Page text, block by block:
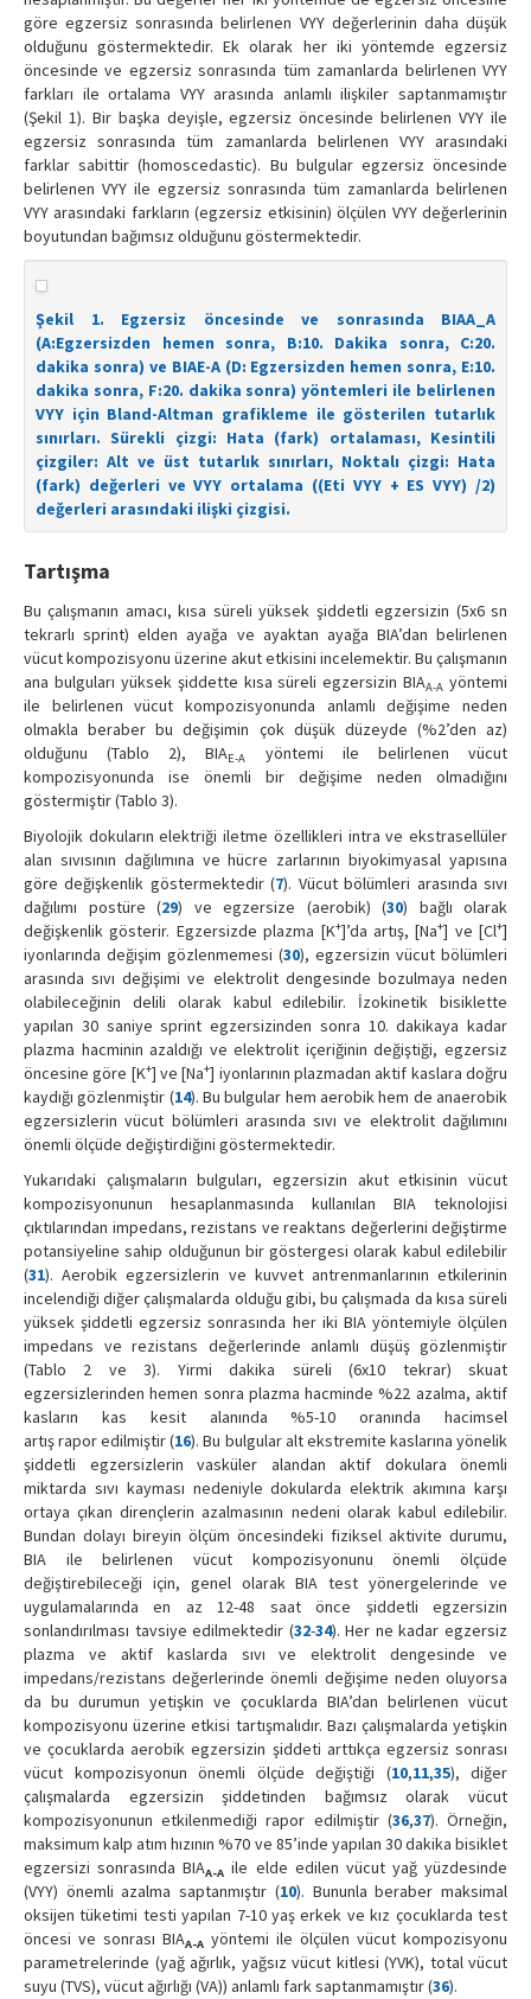
göre egzersiz sonrasında belirlenen VYY değerlerinin daha düşük
olduğunu göstermektedir. Ek olarak her iki yöntemde egzersiz
öncesinde ve egzersiz sonrasında tüm zamanlarda belirlenen VYY
farkları ile ortalama VYY arasında anlamlı ilişkiler saptanmamıştır
(Şekil 1). Bir başka deyişle, egzersiz öncesinde belirlenen VYY ile
egzersiz sonrasında tüm zamanlarda belirlenen VYY arasındaki
farklar sabittir (homoscedastic). Bu bulgular egzersiz öncesinde
belirlenen VYY ile egzersiz sonrasında tüm zamanlarda belirlenen
VYY arasındaki farkların (egzersiz etkisinin) ölçülen VYY değerlerinin
boyutundan bağımsız olduğunu göstermektedir.
Şekil 1. Egzersiz öncesinde ve sonrasında BIAA_A
(A:Egzersizden hemen sonra, B:10. Dakika sonra, C:20.
dakika sonra) ve BIAE-A (D: Egzersizden hemen sonra, E:10.
dakika sonra, F:20. dakika sonra) yöntemleri ile belirlenen
VYY için Bland-Altman grafikleme ile gösterilen tutarlık
sınırları. Sürekli çizgi: Hata (fark) ortalaması, Kesintili
çizgiler: Alt ve üst tutarlık sınırları, Noktalı çizgi: Hata
(fark) değerleri ve VYY ortalama ((Eti VYY + ES VYY) /2)
değerleri arasındaki ilişki çizgisi.
Tartışma
Bu çalışmanın amacı, kısa süreli yüksek şiddetli egzersizin (5x6 sn
tekrarlı sprint) elden ayağa ve ayaktan ayağa BIA’dan belirlenen
vücut kompozisyonu üzerine akut etkisini incelemektir. Bu çalışmanın
ana bulguları yüksek şiddette kısa süreli egzersizin BIAA-A yöntemi
ile belirlenen vücut kompozisyonunda anlamlı değişime neden
olmakla beraber bu değişimin çok düşük düzeyde (%2’den az)
olduğunu (Tablo 2), BIAE-A
yöntemi ile belirlenen vücut
kompozisyonunda ise önemli bir değişime neden olmadığını
göstermiştir (Tablo 3).
Biyolojik dokuların elektriği iletme özellikleri intra ve ekstrasellüler
alan sıvısının dağılımına ve hücre zarlarının biyokimyasal yapısına
göre değişkenlik göstermektedir (7). Vücut bölümleri arasında sıvı
dağılımı postüre (29) ve egzersize (aerobik) (30) bağlı olarak
değişkenlik gösterir. Egzersizde plazma [K+]’da artış, [Na+] ve [Cl+]
iyonlarında değişim gözlenmemesi (30), egzersizin vücut bölümleri
arasında sıvı değişimi ve elektrolit dengesinde bozulmaya neden
olabileceğinin delili olarak kabul edilebilir. İzokinetik bisiklette
yapılan 30 saniye sprint egzersizinden sonra 10. dakikaya kadar
plazma hacminin azaldığı ve elektrolit içeriğinin değiştiği, egzersiz
öncesine göre [K+] ve [Na+] iyonlarının plazmadan aktif kaslara doğru
kaydığı gözlenmiştir (14). Bu bulgular hem aerobik hem de anaerobik
egzersizlerin vücut bölümleri arasında sıvı ve elektrolit dağılımını
önemli ölçüde değiştirdiğini göstermektedir.
Yukarıdaki çalışmaların bulguları, egzersizin akut etkisinin vücut
kompozisyonunun hesaplanmasında kullanılan BIA teknolojisi
çıktılarından impedans, rezistans ve reaktans değerlerini değiştirme
potansiyeline sahip olduğunun bir göstergesi olarak kabul edilebilir
(31). Aerobik egzersizlerin ve kuvvet antrenmanlarının etkilerinin
incelendiği diğer çalışmalarda olduğu gibi, bu çalışmada da kısa süreli
yüksek şiddetli egzersiz sonrasında her iki BIA yöntemiyle ölçülen
impedans ve rezistans değerlerinde anlamlı düşüş gözlenmiştir
(Tablo 2 ve 3). Yirmi dakika süreli (6x10 tekrar) skuat
egzersizlerinden hemen sonra plazma hacminde %22 azalma, aktif
kasların kas kesit alanında %5-10 oranında hacimsel
artış rapor edilmiştir (16). Bu bulgular alt ekstremite kaslarına yönelik
şiddetli egzersizlerin vasküler alandan aktif dokulara önemli
miktarda sıvı kayması nedeniyle dokularda elektrik akımına karşı
ortaya çıkan dirençlerin azalmasının nedeni olarak kabul edilebilir.
Bundan dolayı bireyin ölçüm öncesindeki fiziksel aktivite durumu,
BIA ile belirlenen vücut kompozisyonunu önemli ölçüde
değiştirebileceği için, genel olarak BIA test yönergelerinde ve
uygulamalarında en az 12-48 saat önce şiddetli egzersizin
sonlandırılması tavsiye edilmektedir (32-34). Her ne kadar egzersiz
plazma ve aktif kaslarda sıvı ve elektrolit dengesinde ve
impedans/rezistans değerlerinde önemli değişime neden oluyorsa
da bu durumun yetişkin ve çocuklarda BIA’dan belirlenen vücut
kompozisyonu üzerine etkisi tartışmalıdır. Bazı çalışmalarda yetişkin
ve çocuklarda aerobik egzersizin şiddeti arttıkça egzersiz sonrası
vücut kompozisyonun önemli ölçüde değiştiği (10,11,35), diğer
çalışmalarda egzersizin şiddetinden bağımsız olarak vücut
kompozisyonunun etkilenmediği rapor edilmiştir (36,37). Örneğin,
maksimum kalp atım hızının %70 ve 85’inde yapılan 30 dakika bisiklet
egzersizi sonrasında BIAA-A ile elde edilen vücut yağ yüzdesinde
(VYY) önemli azalma saptanmıştır (10). Bununla beraber maksimal
oksijen tüketimi testi yapılan 7-10 yaş erkek ve kız çocuklarda test
öncesi ve sonrası BIAA-A yöntemi ile ölçülen vücut kompozisyonu
parametrelerinde (yağ ağırlık, yağsız vücut kitlesi (YVK), total vücut
suyu (TVS), vücut ağırlığı (VA)) anlamlı fark saptanmamıştır (36).